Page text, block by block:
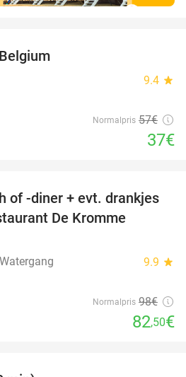
9.4 star
Normalpris 57€
37€
16%
of -diner + evt. drankjes
De Kromme
9.9 star
Normalpris 98€
82,50€